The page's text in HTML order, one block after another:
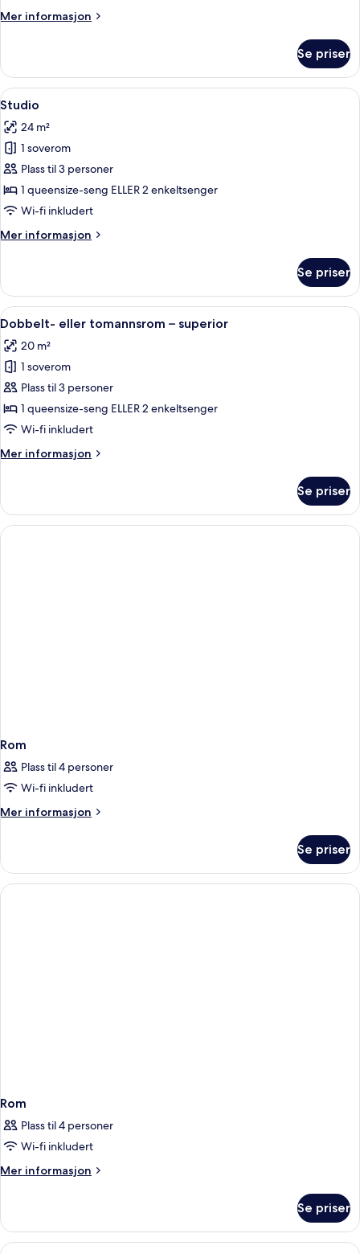
standard
Mer informasjon
Mer
eller
tomannsrom
–
Se priser
Åpne
alle
bildene
av
Studio
Minibar, safe på rommet, skrivebord
9
Studio
24 m²
1 soverom
Plass til 3 personer
1 queensize-seng ELLER 2 enkeltsenger
Wi-fi inkludert
Mer informasjon
Mer
Se priser
Åpne
alle
bildene
av
Dobbelt-
eller
tomannsrom
superior
Minibar, safe på rommet, skrivebord
6
Dobbelt- eller tomannsrom – superior
20 m²
1 soverom
Plass til 3 personer
1 queensize-seng ELLER 2 enkeltsenger
Wi-fi inkludert
Mer informasjon
Mer
eller
tomannsrom
–
Se priser
Rom
Plass til 4 personer
Wi-fi inkludert
Mer informasjon
Mer
Se priser
Rom
Plass til 4 personer
Wi-fi inkludert
Mer informasjon
Mer
Se priser